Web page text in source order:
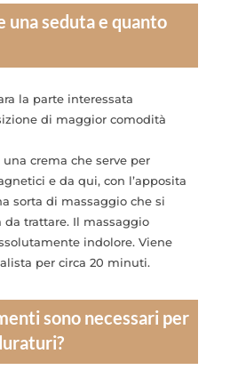
una seduta e quanto
la parte interessata
di maggior comodità
crema che serve per
e da qui, con l’apposita
sorta di massaggio che si
da trattare. Il massaggio
indolore. Viene
per circa 20 minuti.
sono necessari per